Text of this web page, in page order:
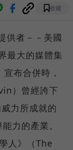
收藏
供者－－美國
最大的媒體集
布合併時，
）曾經誇下
力所成就的
力的產業。
人》（The